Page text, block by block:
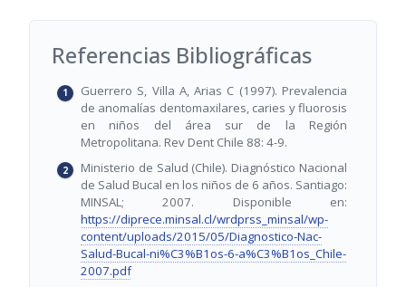
Referencias Bibliográficas
Guerrero S, Villa A, Arias C (1997). Prevalencia
de anomalías dentomaxilares, caries y fluorosis
en niños del área sur de la Región
Metropolitana. Rev Dent Chile 88: 4-9.
Ministerio de Salud (Chile). Diagnóstico Nacional
de Salud Bucal en los niños de 6 años. Santiago:
MINSAL; 2007. Disponible en:
https://diprece.minsal.cl/wrdprss_minsal/wp-
content/uploads/2015/05/Diagnostico-Nac-
Salud-Bucal-ni%C3%B1os-6-a%C3%B1os_Chile-
2007.pdf